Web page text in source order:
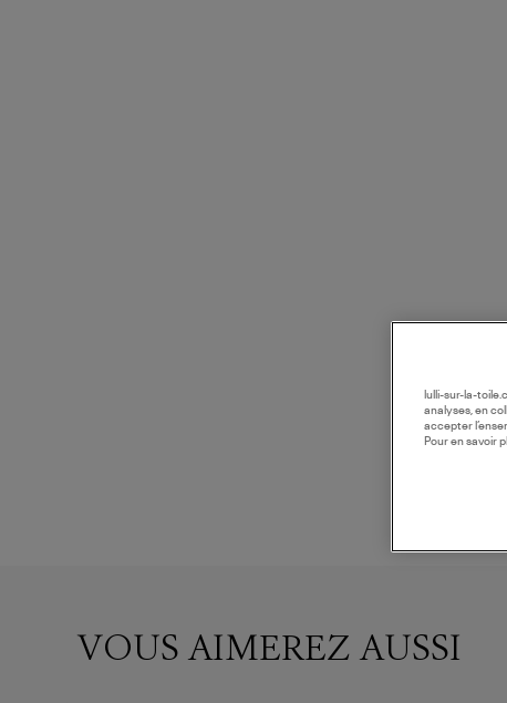
VOUS AIMEREZ AUSSI
lulli-sur-la-
analyses, en
accepter
Pour en savoir